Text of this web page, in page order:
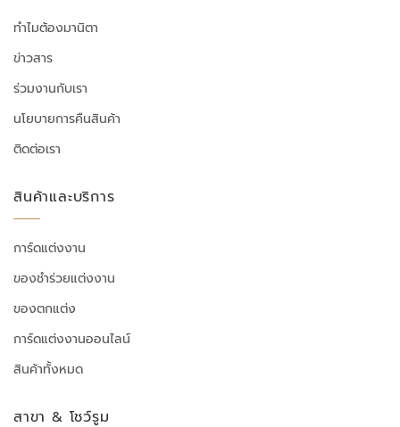
ทำไมต้องมานิตา
ข่าวสาร
ร่วมงานกับเรา
นโยบายการคืนสินค้า
ติดต่อเรา
สินค้าและบริการ
การ์ดแต่งงาน
ของชำร่วยแต่งงาน
ของตกแต่ง
การ์ดแต่งงานออนไลน์
สินค้าทั้งหมด
สาขา & โชว์รูม